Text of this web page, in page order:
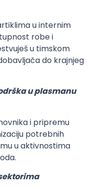
u internim
robe i
u timskom
do krajnjeg
u plasmanu
i pripremu
potrebnih
u aktivnostima